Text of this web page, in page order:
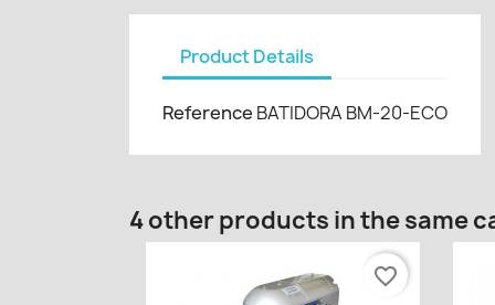
Product Details
Reference BATIDORA BM-20-ECO
4 other products in the same
favorite_border